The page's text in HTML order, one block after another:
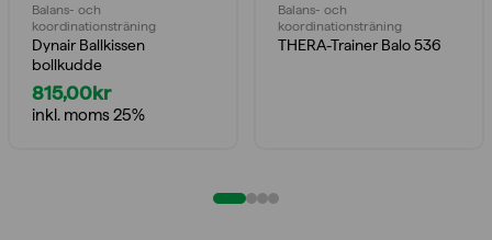
Balans- och
koordinationsträning
Dynair Ballkissen
bollkudde
815,00kr
inkl. moms 25%
Balans- och
koordinationsträning
THERA-Trainer Balo 536